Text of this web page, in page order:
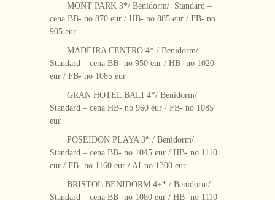
MONT PARK 3*/ Benidorm/ Standard –
cena BB- no 870 eur / HB- no 885 eur / FB- no
905 eur
MADEIRA CENTRO 4* / Benidorm/
Standard – cena BB- no 950 eur / HB- no 1020
eur / FB- no 1085 eur
GRAN HOTEL BALI 4*/ Benidorm/
Standard – cena HB- no 960 eur / FB- no 1085
eur
POSEIDON PLAYA 3* / Benidorm/
Standard – cena BB- no 1045 eur / HB- no 1110
eur / FB- no 1160 eur / AI-no 1300 eur
BRISTOL BENIDORM 4+* / Benidorm/
Standard – cena BB- no 1080 eur / HB- no 1110